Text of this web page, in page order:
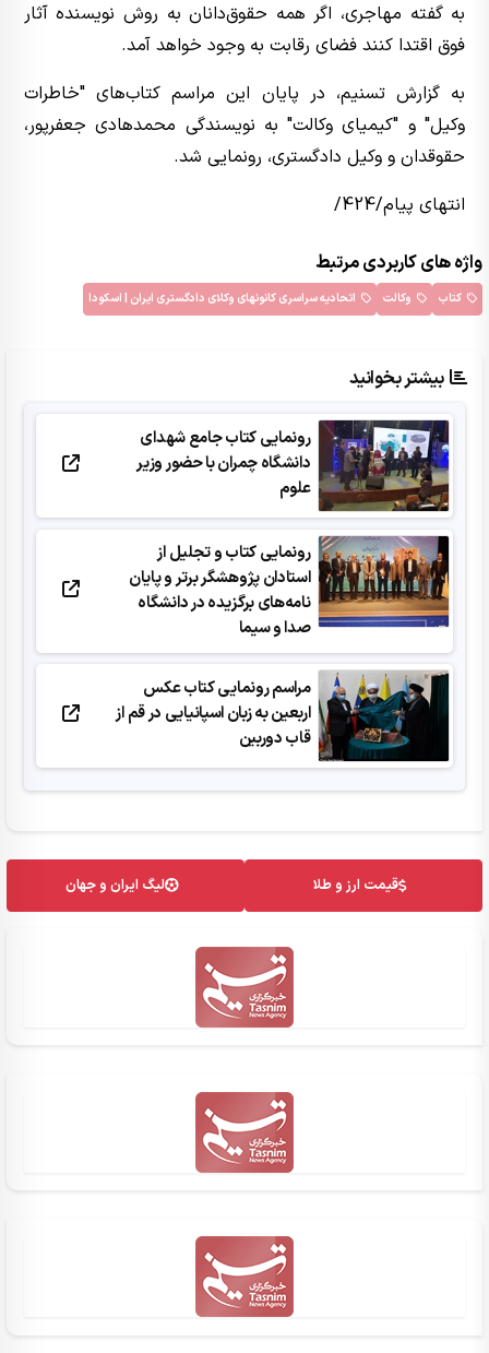
به گفته مهاجری، اگر همه حقوق‌دانان به روش نویسنده آثار
فوق اقتدا کنند فضای رقابت به وجود خواهد آمد.
به گزارش تسنیم، در پایان این مراسم کتاب‌های "خاطرات
وکیل" و "کیمیای وکالت" به نویسندگی محمدهادی جعفرپور،
حقوقدان و وکیل دادگستری، رونمایی شد.
انتهای پیام/424/
واژه های کاربردی مرتبط
کتاب وکالت اتحادیه سراسری کانونهای وکلای دادگستری ایران | اسکودا
بیشتر بخوانید
رونمایی کتاب جامع شهدای
دانشگاه چمران با حضور وزیر
علوم
رونمایی کتاب و تجلیل از
استادان پژوهشگر برتر و پایان
نامه‌های برگزیده در دانشگاه
صدا و سیما
مراسم رونمایی کتاب عکس
اربعین به‌ زبان اسپانیایی در قم از
قاب دوربین
قیمت ارز و طلا لیگ ایران و جهان